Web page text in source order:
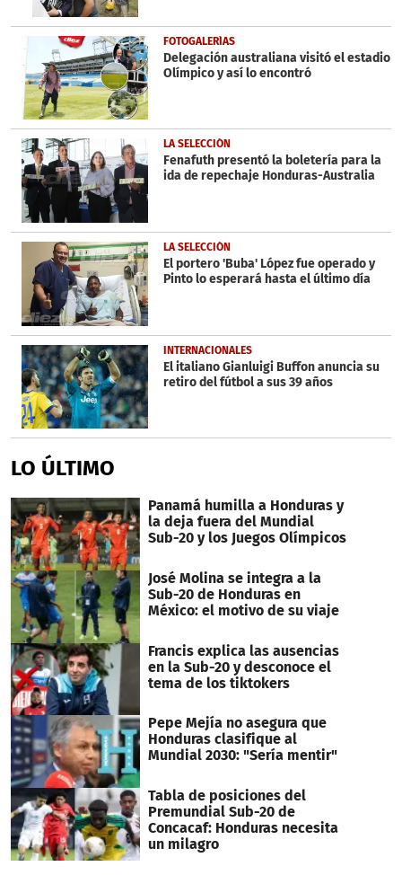
FOTOGALERÍAS
Delegación australiana visitó el estadio
Olímpico y así lo encontró
LA SELECCIÓN
Fenafuth presentó la boletería para la
ida de repechaje Honduras-Australia
LA SELECCIÓN
El portero 'Buba' López fue operado y
Pinto lo esperará hasta el último día
INTERNACIONALES
El italiano Gianluigi Buffon anuncia su
retiro del fútbol a sus 39 años
LO ÚLTIMO
Panamá humilla a Honduras y
la deja fuera del Mundial
Sub-20 y los Juegos Olímpicos
José Molina se integra a la
Sub-20 de Honduras en
México: el motivo de su viaje
Francis explica las ausencias
en la Sub-20 y desconoce el
tema de los tiktokers
Pepe Mejía no asegura que
Honduras clasifique al
Mundial 2030: "Sería mentir"
Tabla de posiciones del
Premundial Sub-20 de
Concacaf: Honduras necesita
un milagro